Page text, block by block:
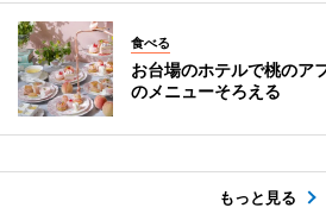
食べる
お台場のホテルで桃の
のメニューそろえる
もっと見る